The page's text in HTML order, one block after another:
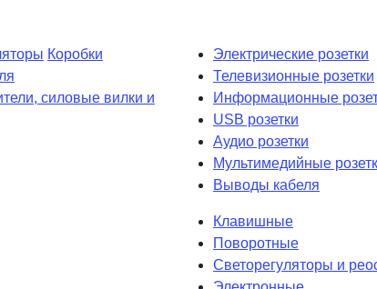
Коробки
силовые вилки и
Электрические розетки
Телевизионные розетки
Информационные
USB розетки
Аудио розетки
Мультимедийные
Выводы кабеля
Клавишные
Поворотные
Светорегуляторы и